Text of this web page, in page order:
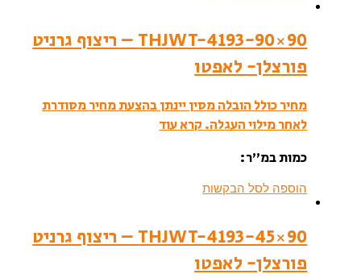
THJWT-4193-90×90 – ריצוף גרניט
פורצלן- לאפטו
מחיר כולל הובלה מסין יינתן בהצעת מחיר מסודרת
לאחר מילוי העגלה.קרא עוד
כמות במ”ר:
הוספה לסל הבקשות
THJWT-4193-45×90 – ריצוף גרניט
פורצלן- לאפטו